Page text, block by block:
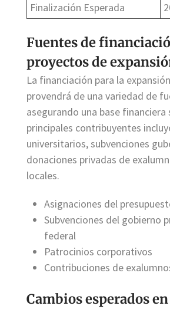
Finalización Esperada
Fuentes de
proyectos de
La financiación para la
provendrá de una variedad de
asegurando una base financiera
principales contribuyentes
universitarios, subvenciones
donaciones privadas de
locales.
Asignaciones del
Subvenciones del gobierno
federal
Patrocinios corporativos
Contribuciones de
Cambios esperados